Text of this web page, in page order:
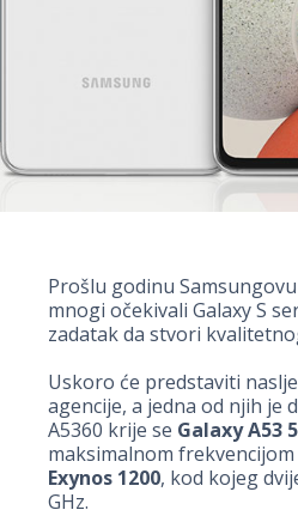
Prošlu godinu
mnogi očekivali Galaxy S
zadatak da stvori
Uskoro će predstaviti
agencije, a jedna od njih je
A5360 krije se Galaxy A53
maksimalnom
Exynos 1200, kod kojeg
GHz.